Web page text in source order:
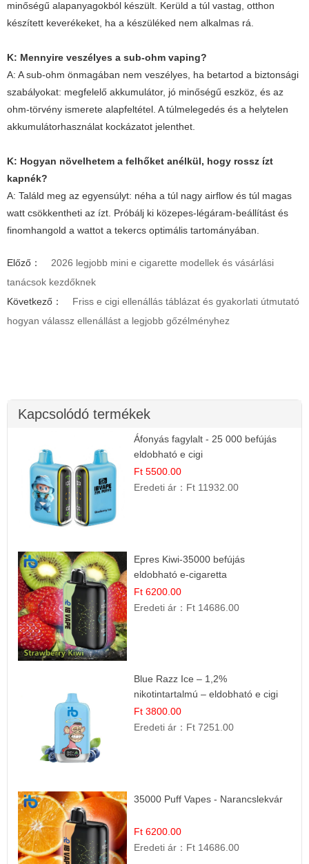
minőségű alapanyagokból készült. Kerüld a túl vastag, otthon
készített keverékeket, ha a készüléked nem alkalmas rá.
K: Mennyire veszélyes a sub-ohm vaping?
A: A sub-ohm önmagában nem veszélyes, ha betartod a biztonsági
szabályokat: megfelelő akkumulátor, jó minőségű eszköz, és az
ohm-törvény ismerete alapfeltétel. A túlmelegedés és a helytelen
akkumulátorhasználat kockázatot jelenthet.
K: Hogyan növelhetem a felhőket anélkül, hogy rossz ízt
kapnék?
A: Találd meg az egyensúlyt: néha a túl nagy airflow és túl magas
watt csökkentheti az ízt. Próbálj ki közepes-légáram-beállítást és
finomhangold a wattot a tekercs optimális tartományában.
Előző：
2026 legjobb mini e cigarette modellek és vásárlási
tanácsok kezdőknek
Következő：
Friss e cigi ellenállás táblázat és gyakorlati útmutató
hogyan válassz ellenállást a legjobb gőzélményhez
Kapcsolódó termékek
Áfonyás fagylalt - 25 000 befújás
eldobható e cigi
Ft 5500.00
Eredeti ár： Ft 11932.00
Epres Kiwi-35000 befújás
eldobható e-cigaretta
Ft 6200.00
Eredeti ár： Ft 14686.00
Blue Razz Ice – 1,2%
nikotintartalmú – eldobható e cigi
Ft 3800.00
Eredeti ár： Ft 7251.00
35000 Puff Vapes - Narancslekvár
Ft 6200.00
Eredeti ár： Ft 14686.00